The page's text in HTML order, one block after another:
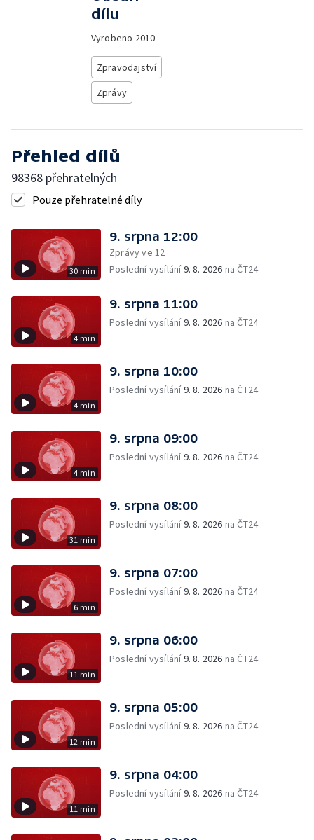
dílu
Vyrobeno 2010
Zpravodajství
Zprávy
Přehled dílů
98368 přehratelných
Pouze přehratelné díly
30 min
9. srpna 12:00
Zprávy ve 12
Poslední vysílání9. 8. 2026 na ČT24
4 min
9. srpna 11:00
Poslední vysílání9. 8. 2026 na ČT24
4 min
9. srpna 10:00
Poslední vysílání9. 8. 2026 na ČT24
4 min
9. srpna 09:00
Poslední vysílání9. 8. 2026 na ČT24
31 min
9. srpna 08:00
Poslední vysílání9. 8. 2026 na ČT24
6 min
9. srpna 07:00
Poslední vysílání9. 8. 2026 na ČT24
11 min
9. srpna 06:00
Poslední vysílání9. 8. 2026 na ČT24
12 min
9. srpna 05:00
Poslední vysílání9. 8. 2026 na ČT24
11 min
9. srpna 04:00
Poslední vysílání9. 8. 2026 na ČT24